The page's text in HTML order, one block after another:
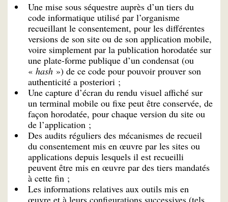
Une mise sous séquestre auprès d’un tiers du
code informatique utilisé par l’organisme
recueillant le consentement, pour les différentes
versions de son site ou de son application mobile,
voire simplement par la publication horodatée sur
une plate-forme publique d’un condensat (ou
« hash ») de ce code pour pouvoir prouver son
authenticité a posteriori ;
Une capture d’écran du rendu visuel affiché sur
un terminal mobile ou fixe peut être conservée, de
façon horodatée, pour chaque version du site ou
de l’application ;
Des audits réguliers des mécanismes de recueil
du consentement mis en œuvre par les sites ou
applications depuis lesquels il est recueilli
peuvent être mis en œuvre par des tiers mandatés
à cette fin ;
Les informations relatives aux outils mis en
œuvre et à leurs configurations successives (tels